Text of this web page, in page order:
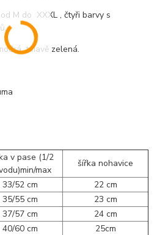
M do XXXL , čtyři barvy s
tmavě zelená.
v pase (1/2
max
šířka nohavice
33/52 cm
22 cm
35/55 cm
23 cm
37/57 cm
24 cm
40/60 cm
25cm